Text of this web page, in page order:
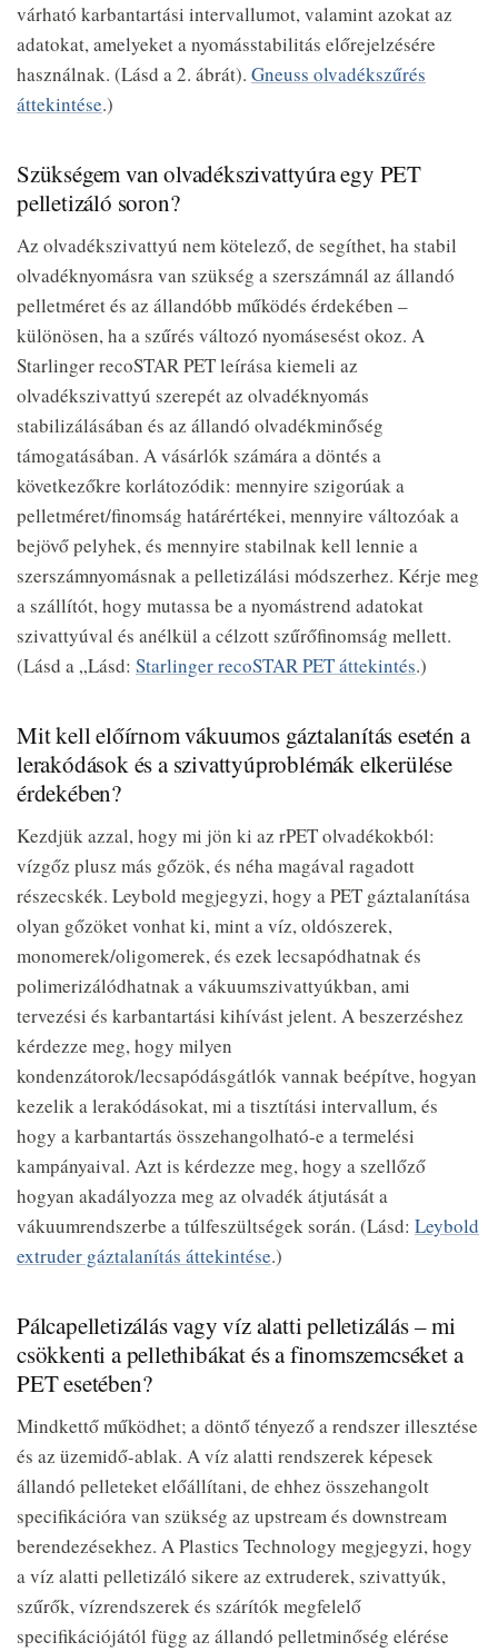
várható karbantartási intervallumot, valamint azokat az
adatokat, amelyeket a nyomásstabilitás előrejelzésére
használnak. (Lásd a 2. ábrát). Gneuss olvadékszűrés
áttekintése.)
Szükségem van olvadékszivattyúra egy PET
pelletizáló soron?
Az olvadékszivattyú nem kötelező, de segíthet, ha stabil
olvadéknyomásra van szükség a szerszámnál az állandó
pelletméret és az állandóbb működés érdekében –
különösen, ha a szűrés változó nyomásesést okoz. A
Starlinger recoSTAR PET leírása kiemeli az
olvadékszivattyú szerepét az olvadéknyomás
stabilizálásában és az állandó olvadékminőség
támogatásában. A vásárlók számára a döntés a
következőkre korlátozódik: mennyire szigorúak a
pelletméret/finomság határértékei, mennyire változóak a
bejövő pelyhek, és mennyire stabilnak kell lennie a
szerszámnyomásnak a pelletizálási módszerhez. Kérje meg
a szállítót, hogy mutassa be a nyomástrend adatokat
szivattyúval és anélkül a célzott szűrőfinomság mellett.
(Lásd a „Lásd: Starlinger recoSTAR PET áttekintés.)
Mit kell előírnom vákuumos gáztalanítás esetén a
lerakódások és a szivattyúproblémák elkerülése
érdekében?
Kezdjük azzal, hogy mi jön ki az rPET olvadékokból:
vízgőz plusz más gőzök, és néha magával ragadott
részecskék. Leybold megjegyzi, hogy a PET gáztalanítása
olyan gőzöket vonhat ki, mint a víz, oldószerek,
monomerek/oligomerek, és ezek lecsapódhatnak és
polimerizálódhatnak a vákuumszivattyúkban, ami
tervezési és karbantartási kihívást jelent. A beszerzéshez
kérdezze meg, hogy milyen
kondenzátorok/lecsapódásgátlók vannak beépítve, hogyan
kezelik a lerakódásokat, mi a tisztítási intervallum, és
hogy a karbantartás összehangolható-e a termelési
kampányaival. Azt is kérdezze meg, hogy a szellőző
hogyan akadályozza meg az olvadék átjutását a
vákuumrendszerbe a túlfeszültségek során. (Lásd: Leybold
extruder gáztalanítás áttekintése.)
Pálcapelletizálás vagy víz alatti pelletizálás – mi
csökkenti a pellethibákat és a finomszemcséket a
PET esetében?
Mindkettő működhet; a döntő tényező a rendszer illesztése
és az üzemidő-ablak. A víz alatti rendszerek képesek
állandó pelleteket előállítani, de ehhez összehangolt
specifikációra van szükség az upstream és downstream
berendezésekhez. A Plastics Technology megjegyzi, hogy
a víz alatti pelletizáló sikere az extruderek, szivattyúk,
szűrők, vízrendszerek és szárítók megfelelő
specifikációjától függ az állandó pelletminőség elérése